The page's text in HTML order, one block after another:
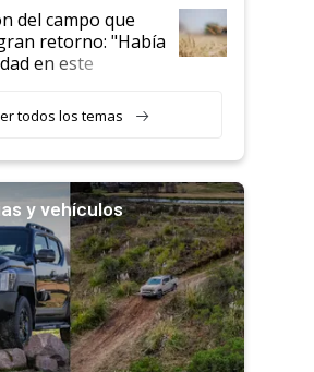
del campo que
retorno: "Había
en este
todos los temas
y vehículos